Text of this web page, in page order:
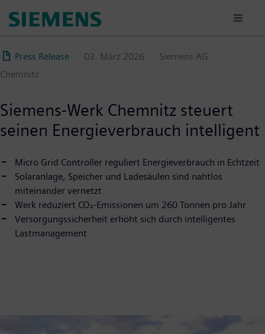
zum
Press Release
03. März 2026
Siemens AG
Chemnitz
Siemens-Werk Chemnitz steuert
seinen Energie­verbrauch intelligent
Micro Grid Controller reguliert Energieverbrauch in Echtzeit
Solaranlage, Speicher und Ladesäulen sind nahtlos
miteinander vernetzt
Werk reduziert CO₂-Emissionen um 260 Tonnen pro Jahr
Versorgungssicherheit erhöht sich durch intelligentes
Lastmanagement